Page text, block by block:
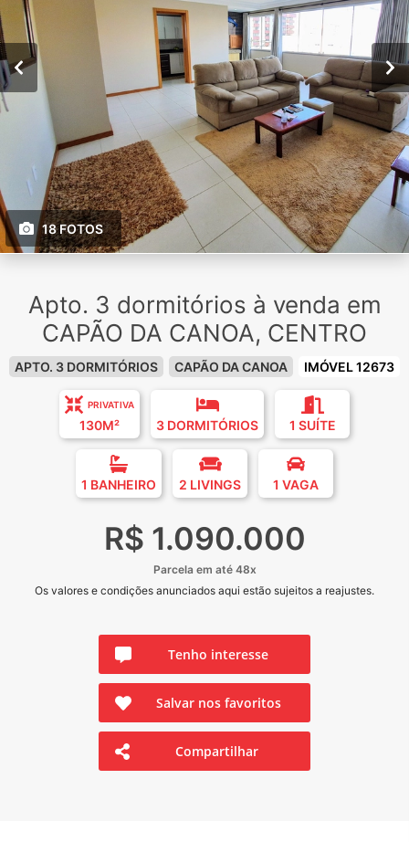
18 FOTOS
Apto. 3 dormitórios à venda em
CAPÃO DA CANOA, CENTRO
APTO. 3 DORMITÓRIOS CAPÃO DA CANOA IMÓVEL 12673
PRIVATIVA
130M² 3 DORMITÓRIOS 1 SUÍTE
1 BANHEIRO 2 LIVINGS 1 VAGA
R$ 1.090.000
Parcela em até 48x
Os valores e condições anunciados aqui estão sujeitos a reajustes.
Tenho interesse
Salvar nos favoritos
Compartilhar